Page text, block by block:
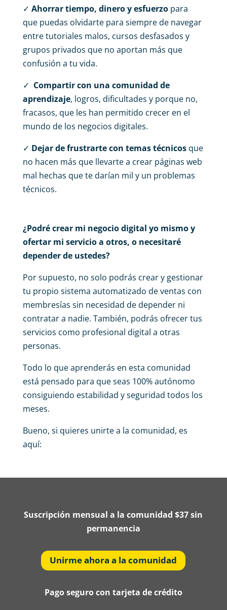
✓ Ahorrar tiempo, dinero y esfuerzopara
que puedas olvidarte para siempre de navegar
entre tutoriales malos, cursos desfasados y
grupos privados que no aportan más que
confusión a tu vida.
✓ Compartir con una comunidad de
aprendizaje, logros, dificultades y porque no,
fracasos, que les han permitido crecer en el
mundo de los negocios digitales.
✓ Dejar de frustrarte con temas técnicosque
no hacen más que llevarte a crear páginas web
mal hechas que te darían mil y un problemas
técnicos.
¿Podré crear mi negocio digital yo mismo y
ofertar mi servicio a otros, o necesitaré
depender de ustedes?
Por supuesto, no solo podrás crear y gestionar
tu propio sistema automatizado de ventas con
membresías sin necesidad de depender ni
contratar a nadie. También, podrás ofrecer tus
servicios como profesional digital a otras
personas.
Todo lo que aprenderás en esta comunidad
está pensado para que seas 100% autónomo
consiguiendo estabilidad y seguridad todos los
meses.
Bueno, si quieres unirte a la comunidad, es
aquí:
Suscripción mensual a la comunidad $37 sin
permanencia
Unirme ahora a la comunidad
Pago seguro con tarjeta de crédito